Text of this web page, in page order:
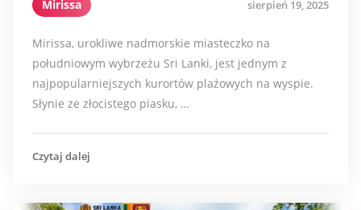
Mirissa sierpień 19, 2025
Mirissa, urokliwe nadmorskie miasteczko na
południowym wybrzeżu Sri Lanki, jest jednym z
najpopularniejszych kurortów plażowych na wyspie.
Słynie ze złocistego piasku, …
Czytaj dalej